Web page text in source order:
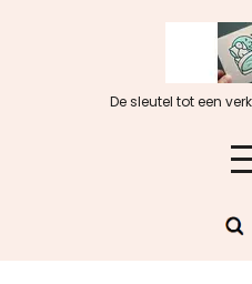
De sleutel tot een